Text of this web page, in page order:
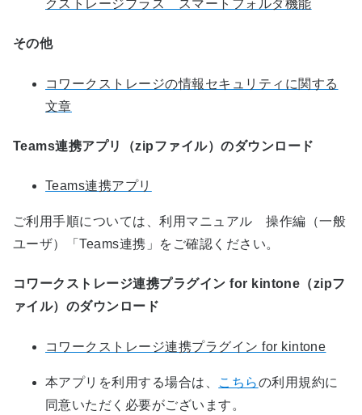
クストレージプラス スマートフォルダ機能
その他
コワークストレージの情報セキュリティに関する
文章
Teams連携アプリ（zipファイル）のダウンロード
Teams連携アプリ
ご利用手順については、利用マニュアル 操作編（一般
ユーザ）「Teams連携」をご確認ください。
コワークストレージ連携プラグイン for kintone（zipフ
ァイル）のダウンロード
コワークストレージ連携プラグイン for kintone
本アプリを利用する場合は、 こちらの利用規約に
同意いただく必要がございます。